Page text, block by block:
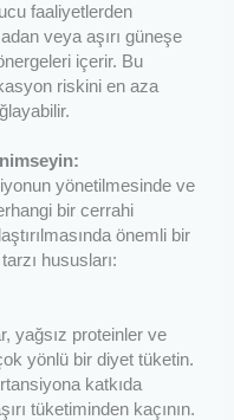
faaliyetlerden
veya aşırı güneşe
içerir. Bu
riskini en aza
yönetilmesinde ve
bir cerrahi
önemli bir
hususları:
yağsız proteinler ve
yönlü bir diyet tüketin.
katkıda
tüketiminden kaçının.